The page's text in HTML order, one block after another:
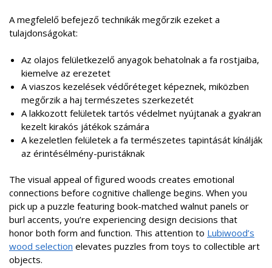
A megfelelő befejező technikák megőrzik ezeket a
tulajdonságokat:
Az olajos felületkezelő anyagok behatolnak a fa rostjaiba,
kiemelve az erezetet
A viaszos kezelések védőréteget képeznek, miközben
megőrzik a haj természetes szerkezetét
A lakkozott felületek tartós védelmet nyújtanak a gyakran
kezelt kirakós játékok számára
A kezeletlen felületek a fa természetes tapintását kínálják
az érintésélmény-puristáknak
The visual appeal of figured woods creates emotional
connections before cognitive challenge begins. When you
pick up a puzzle featuring book-matched walnut panels or
burl accents, you’re experiencing design decisions that
honor both form and function. This attention to Lubiwood’s
wood selection elevates puzzles from toys to collectible art
objects.